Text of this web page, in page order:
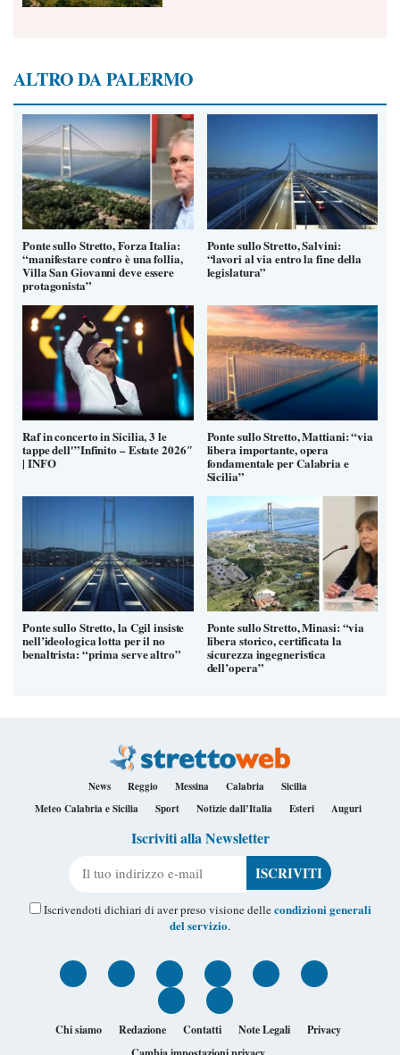
ALTRO DA PALERMO
Ponte sullo Stretto, Forza Italia:
“manifestare contro è una follia,
Villa San Giovanni deve essere
protagonista”
Ponte sullo Stretto, Salvini:
“lavori al via entro la fine della
legislatura”
Raf in concerto in Sicilia, 3 le
tappe dell'”Infinito – Estate 2026″
| INFO
Ponte sullo Stretto, Mattiani: “via
libera importante, opera
fondamentale per Calabria e
Sicilia”
Ponte sullo Stretto, la Cgil insiste
nell’ideologica lotta per il no
benaltrista: “prima serve altro”
Ponte sullo Stretto, Minasi: “via
libera storico, certificata la
sicurezza ingegneristica
dell’opera”
News Reggio Messina Calabria
Sicilia
Meteo Calabria e Sicilia
Sport Notizie dall’Italia Esteri Auguri
Iscriviti alla Newsletter
Iscrivendoti dichiari di aver preso visione dellecondizioni generali
del servizio.
Chi siamo Redazione Contatti Note Legali
Privacy